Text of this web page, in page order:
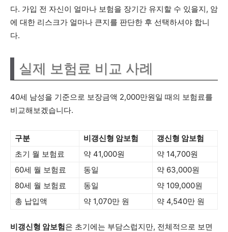
다. 가입 전 자신이 얼마나 보험을 장기간 유지할 수 있을지, 암
에 대한 리스크가 얼마나 큰지를 판단한 후 선택하셔야 합니
다.
실제 보험료 비교 사례
40세 남성을 기준으로 보장금액 2,000만원일 때의 보험료를
비교해보겠습니다.
구분 비갱신형 암보험
갱신형 암보험
초기 월 보험료
약 41,000원
약 14,700원
60세 월 보험료
동일
약 63,000원
80세 월 보험료
동일
약 109,000원
총 납입액
약 1,070만 원 약 4,540만 원
비갱신형 암보험은 초기에는 부담스럽지만, 전체적으로 보면